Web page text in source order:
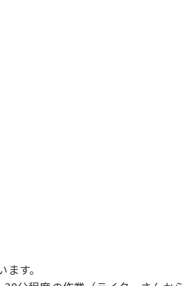
す。